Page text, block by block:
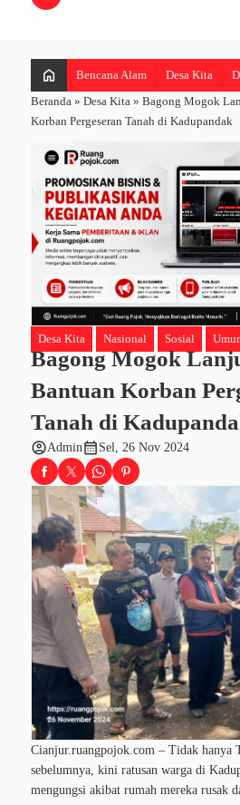
home Bencana Alam Desa Kita
Beranda » Desa Kita » Bagong Mogok
Korban Pergeseran Tanah di Kadupandak
Desa Kita Nasional Sosial
Bagong Mogok
Bantuan Korban
Tanah di
account_circleAdmin calendar_month Sel, 26 Nov 2024
Cianjur.ruangpojok.com – Tidak hanya
sebelumnya, kini ratusan warga di
mengungsi akibat rumah mereka rusak